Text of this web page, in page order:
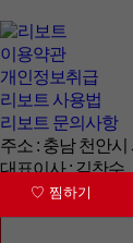
이용약관
개인정보취급
리보트 사용법
리보트 문의사항
주소 : 충남 천안
대표이사 : 김찬수
대표번호 : 041-
상담시간 :